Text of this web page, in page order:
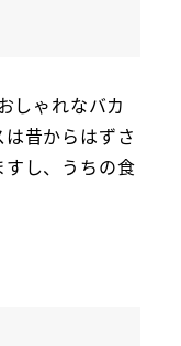
しゃれなバカ
昔からはずさ
し、うちの食